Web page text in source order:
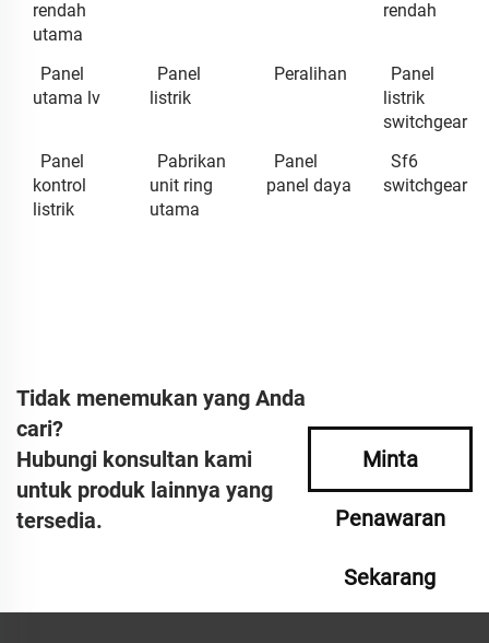
rendah
utama
rendah
Panel
utama lv
Panel
listrik
Peralihan
Panel
listrik
switchgear
Panel
kontrol
listrik
Pabrikan
unit ring
utama
Panel
panel daya
Sf6
switchgear
Tidak menemukan yang Anda
cari?
Hubungi konsultan kami
untuk produk lainnya yang
tersedia.
Minta
Penawaran
Sekarang